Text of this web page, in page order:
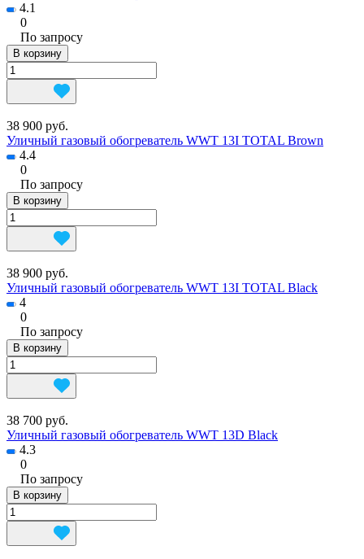
4.1
0
По запросу
В корзину
38 900 руб.
Уличный газовый обогреватель WWT 13I TOTAL Brown
4.4
0
По запросу
В корзину
38 900 руб.
Уличный газовый обогреватель WWT 13I TOTAL Black
4
0
По запросу
В корзину
38 700 руб.
Уличный газовый обогреватель WWT 13D Black
4.3
0
По запросу
В корзину